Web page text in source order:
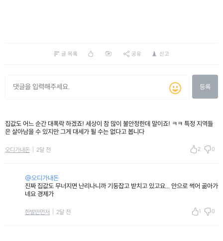
글 목록 공유 신고
등록
집값도 어느 순간 대폭락 하겠죠! 세상이 참 많이 불안정한데 말이죠! ㅋㅋ 특정 지역들
은 살아남을 수 있지만 그게 대세가 될 수는 없다고 봅니다
오디가내돈 2달 전 2 0
@오디가내돈
진짜 집값도 무너지면 난리나니까 기둥잡고 받치고 있고요... 안으로 썩어 곪아가
네요 경제가
한발만먼저 2달 전 1 0